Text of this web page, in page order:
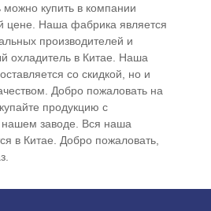
полную линейку всех
включая
масла, охладители
портативные охладители
масла и
масла. Мы можем
послепродажное
и холодильную
поставщиком
купить в компании
цене. Наша фабрика является
производителей и
охладитель в Китае. Наша
со скидкой, но и
Добро пожаловать на
продукцию с
заводе. Вся наша
в Китае. Добро пожаловать,